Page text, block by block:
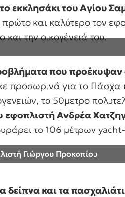
εκκλησάκι του Αγίου
και καλύτερο τον
την οικογένειά του.
που προέκυψαν
προσωρινά για το Πάσχα
το 50μετρο
εφοπλιστή Ανδρέα
το 106 μέτρων
Γιώργου Προκοπίου
δείπνα και τα